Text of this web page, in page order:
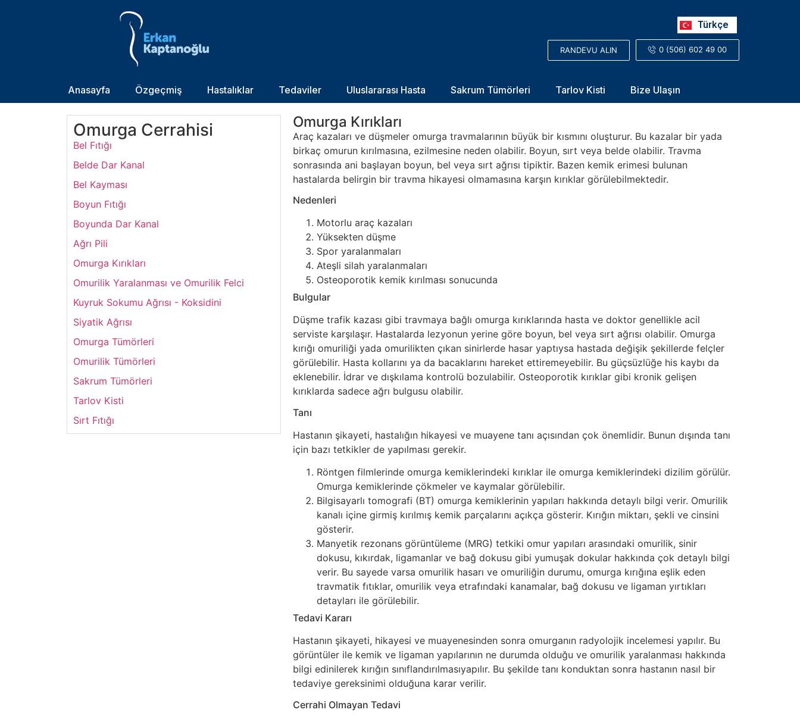
Türkçe
العربية
RANDEVU ALIN 0 (506) 602 49 00
Anasayfa Özgeçmiş Hastalıklar Tedaviler Uluslararası Hasta Sakrum Tümörleri Tarlov Kisti Bize Ulaşın
Omurga Cerrahisi
Bel Fıtığı
Belde Dar Kanal
Bel Kayması
Boyun Fıtığı
Boyunda Dar Kanal
Ağrı Pili
Omurga Kırıkları
Omurilik Yaralanması ve Omurilik Felci
Kuyruk Sokumu Ağrısı - Koksidini
Siyatik Ağrısı
Omurga Tümörleri
Omurilik Tümörleri
Sakrum Tümörleri
Tarlov Kisti
Sırt Fıtığı
Omurga Kırıkları
Araç kazaları ve düşmeler omurga travmalarının büyük bir kısmını oluşturur. Bu kazalar bir yada
birkaç omurun kırılmasına, ezilmesine neden olabilir. Boyun, sırt veya belde olabilir. Travma
sonrasında ani başlayan boyun, bel veya sırt ağrısı tipiktir. Bazen kemik erimesi bulunan
hastalarda belirgin bir travma hikayesi olmamasına karşın kırıklar görülebilmektedir.
Nedenleri
Motorlu araç kazaları
Yüksekten düşme
Spor yaralanmaları
Ateşli silah yaralanmaları
Osteoporotik kemik kırılması sonucunda
Bulgular
Düşme trafik kazası gibi travmaya bağlı omurga kırıklarında hasta ve doktor genellikle acil
serviste karşılaşır. Hastalarda lezyonun yerine göre boyun, bel veya sırt ağrısı olabilir. Omurga
kırığı omuriliği yada omurilikten çıkan sinirlerde hasar yaptıysa hastada değişik şekillerde felçler
görülebilir. Hasta kollarını ya da bacaklarını hareket ettiremeyebilir. Bu güçsüzlüğe his kaybı da
eklenebilir. İdrar ve dışkılama kontrolü bozulabilir. Osteoporotik kırıklar gibi kronik gelişen
kırıklarda sadece ağrı bulgusu olabilir.
Tanı
Hastanın şikayeti, hastalığın hikayesi ve muayene tanı açısından çok önemlidir. Bunun dışında tanı
için bazı tetkikler de yapılması gerekir.
Röntgen filmlerinde omurga kemiklerindeki kırıklar ile omurga kemiklerindeki dizilim görülür.
Omurga kemiklerinde çökmeler ve kaymalar görülebilir.
Bilgisayarlı tomografi (BT) omurga kemiklerinin yapıları hakkında detaylı bilgi verir. Omurilik
kanalı içine girmiş kırılmış kemik parçalarını açıkça gösterir. Kırığın miktarı, şekli ve cinsini
gösterir.
Manyetik rezonans görüntüleme (MRG) tetkiki omur yapıları arasındaki omurilik, sinir
dokusu, kıkırdak, ligamanlar ve bağ dokusu gibi yumuşak dokular hakkında çok detaylı bilgi
verir. Bu sayede varsa omurilik hasarı ve omuriliğin durumu, omurga kırığına eşlik eden
travmatik fıtıklar, omurilik veya etrafındaki kanamalar, bağ dokusu ve ligaman yırtıkları
detayları ile görülebilir.
Tedavi Kararı
Hastanın şikayeti, hikayesi ve muayenesinden sonra omurganın radyolojik incelemesi yapılır. Bu
görüntüler ile kemik ve ligaman yapılarının ne durumda olduğu ve omurilik yaralanması hakkında
bilgi edinilerek kırığın sınıflandırılmasıyapılır. Bu şekilde tanı konduktan sonra hastanın nasıl bir
tedaviye gereksinimi olduğuna karar verilir.
Cerrahi Olmayan Tedavi